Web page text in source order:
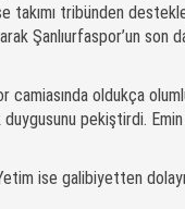
takımı tribünden
Şanlıurfaspor’un son
camiasında oldukça
pekiştirdi.
ise galibiyetten